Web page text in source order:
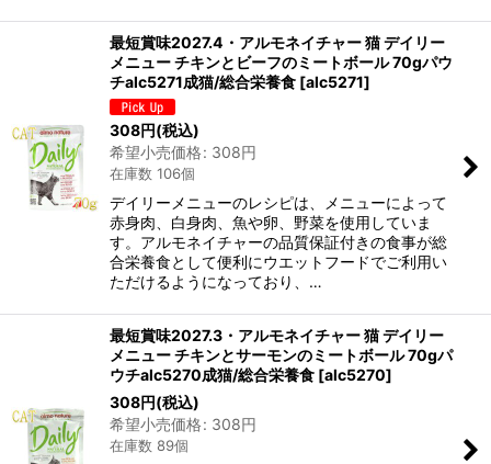
最短賞味2027.4・アルモネイチャー 猫 デイリー
メニュー チキンとビーフのミートボール 70gパウ
チalc5271成猫/総合栄養食 [alc5271]
308円(税込)
希望小売価格: 308円
在庫数 106個
デイリーメニューのレシピは、メニューによって
赤身肉、白身肉、魚や卵、野菜を使用していま
す。アルモネイチャーの品質保証付きの食事が総
合栄養食として便利にウエットフードでご利用い
ただけるようになっており、…
最短賞味2027.3・アルモネイチャー 猫 デイリー
メニュー チキンとサーモンのミートボール 70gパ
ウチalc5270成猫/総合栄養食 [alc5270]
308円(税込)
希望小売価格: 308円
在庫数 89個